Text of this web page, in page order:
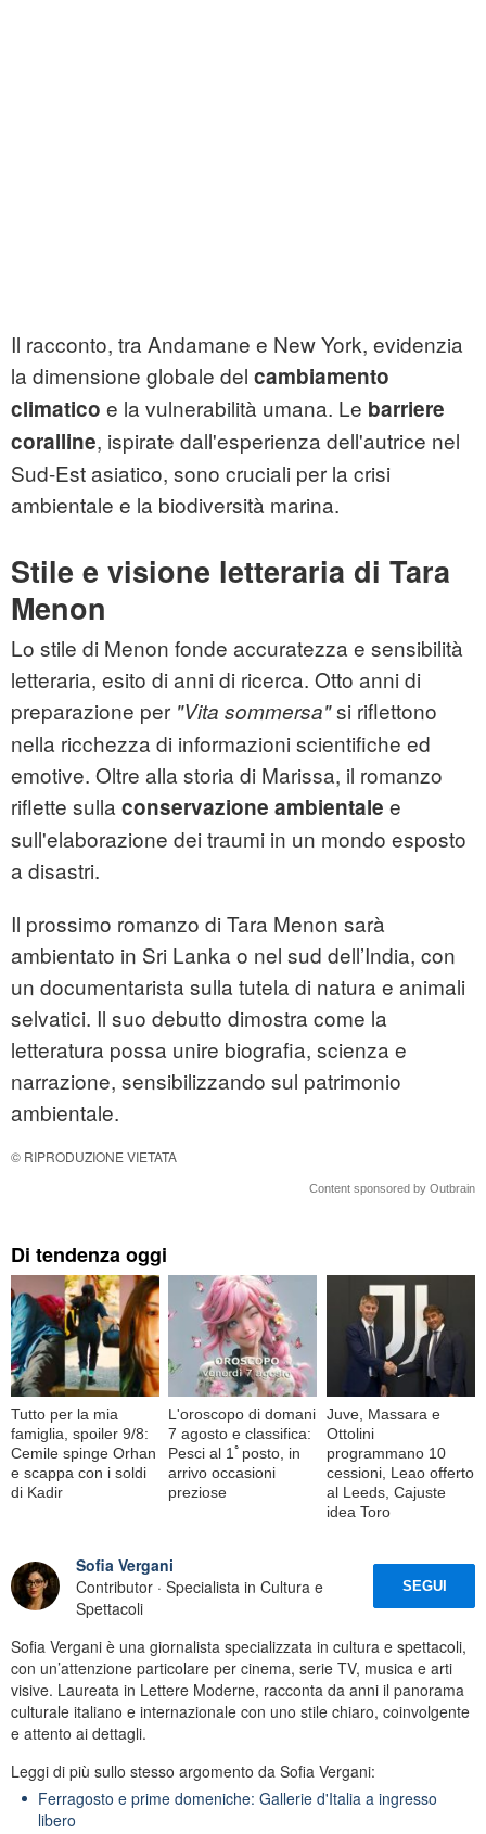
Il racconto, tra Andamane e New York, evidenzia
la dimensione globale del cambiamento
climatico e la vulnerabilità umana. Le barriere
coralline, ispirate dall'esperienza dell'autrice nel
Sud-Est asiatico, sono cruciali per la crisi
ambientale e la biodiversità marina.
Stile e visione letteraria di Tara
Menon
Lo stile di Menon fonde accuratezza e sensibilità
letteraria, esito di anni di ricerca. Otto anni di
preparazione per "Vita sommersa"si riflettono
nella ricchezza di informazioni scientifiche ed
emotive. Oltre alla storia di Marissa, il romanzo
riflette sulla conservazione ambientale e
sull'elaborazione dei traumi in un mondo esposto
a disastri.
Il prossimo romanzo di Tara Menon sarà
ambientato in Sri Lanka o nel sud dell’India, con
un documentarista sulla tutela di natura e animali
selvatici. Il suo debutto dimostra come la
letteratura possa unire biografia, scienza e
narrazione, sensibilizzando sul patrimonio
ambientale.
© RIPRODUZIONE VIETATA
Content sponsored by Outbrain
Di tendenza oggi
Tutto per la mia
famiglia, spoiler 9/8:
Cemile spinge Orhan
e scappa con i soldi
di Kadir
L'oroscopo di domani
7 agosto e classifica:
Pesci al 1ﾟposto, in
arrivo occasioni
preziose
Juve, Massara e
Ottolini
programmano 10
cessioni, Leao offerto
al Leeds, Cajuste
idea Toro
Sofia Vergani
Contributor · Specialista in Cultura e
Spettacoli
SEGUI
Sofia Vergani è una giornalista specializzata in cultura e spettacoli,
con un’attenzione particolare per cinema, serie TV, musica e arti
visive. Laureata in Lettere Moderne, racconta da anni il panorama
culturale italiano e internazionale con uno stile chiaro, coinvolgente
e attento ai dettagli.
Leggi di più sullo stesso argomento da Sofia Vergani:
Ferragosto e prime domeniche: Gallerie d'Italia a ingresso
libero